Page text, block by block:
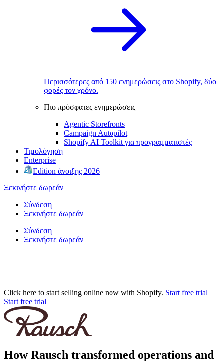
Περισσότερες από 150 ενημερώσεις στο Shopify, δύο
φορές τον χρόνο.
Πιο πρόσφατες ενημερώσεις
Agentic Storefronts
Campaign Autopilot
Shopify AI Toolkit για προγραμματιστές
Τιμολόγηση
Enterprise
Edition άνοιξης 2026
Ξεκινήστε δωρεάν
Σύνδεση
Ξεκινήστε δωρεάν
Σύνδεση
Ξεκινήστε δωρεάν
Click here to start selling online now with Shopify. Start free trial
Start free trial
How Rausch transformed operations and